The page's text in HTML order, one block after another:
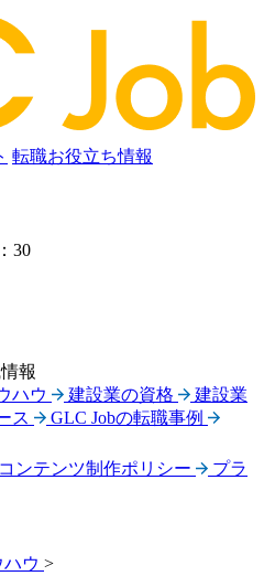
転職お役立ち情報
30
報
ハウ 建設業の資格
建設業
ス
GLC Jobの転職事例
コンテンツ制作ポリシー
プラ
ウ >